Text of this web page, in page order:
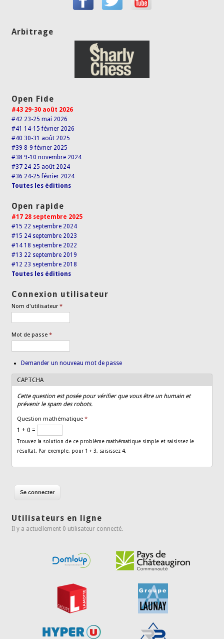
Arbitrage
Open Fide
#43 29-30 août 2026
#42 23-25 mai 2026
#41 14-15 février 2026
#40 30-31 août 2025
#39 8-9 février 2025
#38 9-10 novembre 2024
#37 24-25 août 2024
#36 24-25 février 2024
Toutes les éditions
Open rapide
#17 28 septembre 2025
#15 22 septembre 2024
#15 24 septembre 2023
#14 18 septembre 2022
#13 22 septembre 2019
#12 23 septembre 2018
Toutes les éditions
Connexion utilisateur
Nom d'utilisateur*
Mot de passe*
Demander un nouveau mot de passe
CAPTCHA
Cette question est posée pour vérifier que vous être un humain et
prévenir le spam des robots.
Question mathématique*
1 + 0 =
Trouvez la solution de ce problème mathématique simple et saisissez le
résultat. Par exemple, pour 1 + 3, saisissez 4.
Utilisateurs en ligne
Il y a actuellement 0 utilisateur connecté.